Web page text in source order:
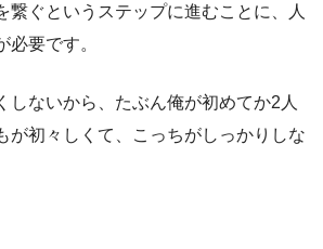
繋ぐというステップに進むことに、人
必要です。
しないから、たぶん俺が初めてか2人
が初々しくて、こっちがしっかりしな